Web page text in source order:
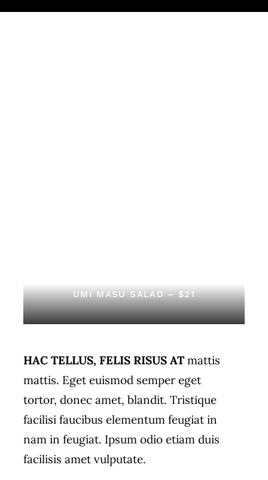
UMI MASU SALAD – $21
HAC TELLUS, FELIS RISUS ATmattis
mattis. Eget euismod semper eget
tortor, donec amet, blandit. Tristique
facilisi faucibus elementum feugiat in
nam in feugiat. Ipsum odio etiam duis
facilisis amet vulputate.